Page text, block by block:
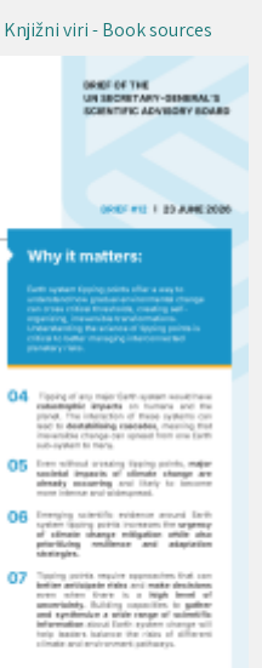
Knjižni viri - Book sources